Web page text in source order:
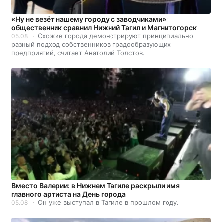
«Ну не везёт нашему городу с заводчиками»:
общественник сравнил Нижний Тагил и Магнитогорск
05.08
Схожие города демонстрируют принципиально
разный подход собственников градообразующих
предприятий, считает Анатолий Толстов.
Вместо Валерии: в Нижнем Тагиле раскрыли имя
главного артиста на День города
05.08 Он уже выступал в Тагиле в прошлом году.